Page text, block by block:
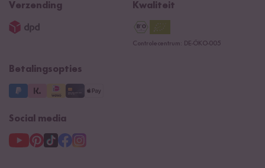
Reishunger lexicon
Contacteer ons
Impressum
Verzending
Kwaliteit
Controlecentrum: DE-ÖKO-005
Betalingsopties
Social media